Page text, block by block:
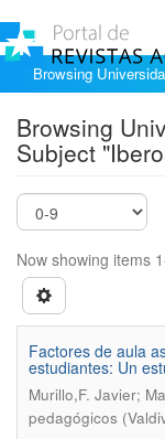
Browsing
Browsing
Subject
Now showing items
Factores de aula
estudiantes: Un
Murillo,F. Javier;
pedagógicos